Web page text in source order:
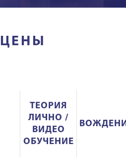
ЦЕНЫ
ТЕОРИЯ
ЛИЧНО /
ВИДЕО
ОБУЧЕНИЕ